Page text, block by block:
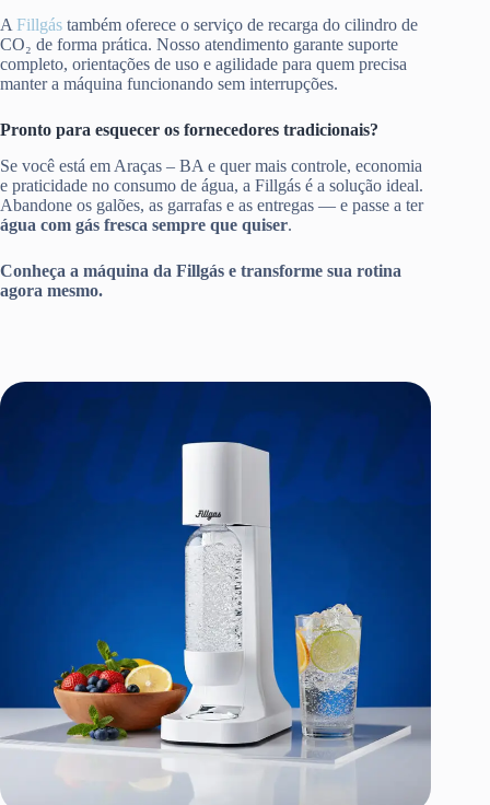
A Fillgás também oferece o serviço de recarga do cilindro de
CO₂ de forma prática. Nosso atendimento garante suporte
completo, orientações de uso e agilidade para quem precisa
manter a máquina funcionando sem interrupções.
Pronto para esquecer os fornecedores tradicionais?
Se você está em Araças – BA e quer mais controle, economia
e praticidade no consumo de água, a Fillgás é a solução ideal.
Abandone os galões, as garrafas e as entregas — e passe a ter
água com gás fresca sempre que quiser.
Conheça a máquina da Fillgás e transforme sua rotina
agora mesmo.